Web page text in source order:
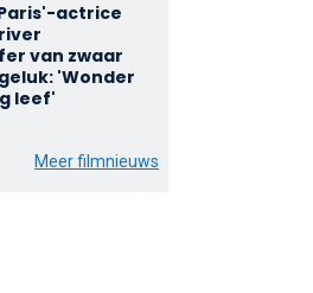
actrice
van zwaar
'Wonder
leef'
Meer filmnieuws